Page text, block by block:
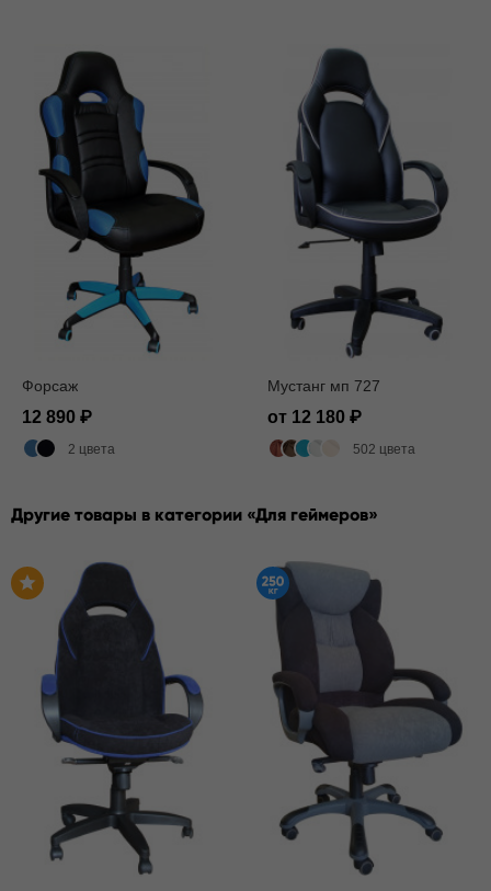
Форсаж
12 890
2 цвета
Мустанг мп 727
от 12 180
502 цвета
Другие товары в категории Для геймеров